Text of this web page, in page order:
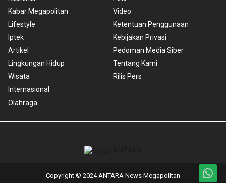
Kabar Megapolitan
Lifestyle
Iptek
Artikel
Lingkungan Hidup
Wisata
Internasional
Olahraga
Video
Ketentuan Penggunaan
Kebijakan Privasi
Pedoman Media Siber
Tentang Kami
Rilis Pers
Copyright © 2024 ANTARA News Megapolitan